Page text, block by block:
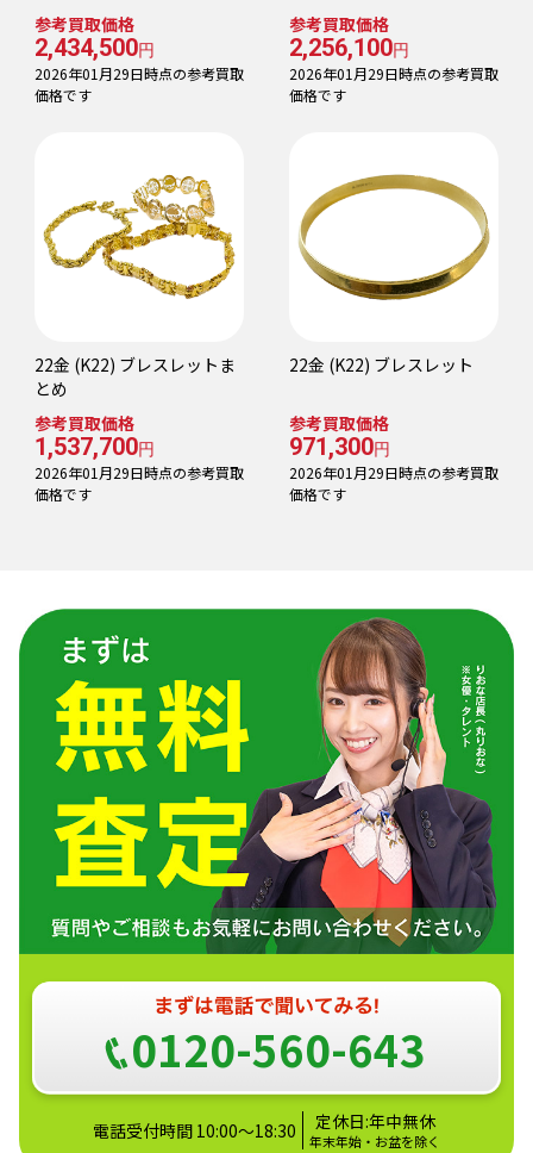
参考買取価格
2,434,500円
2026年01月29日時点の参考買取
価格です
参考買取価格
2,256,100円
2026年01月29日時点の参考買取
価格です
22金 (K22) ブレスレットま
とめ
参考買取価格
1,537,700円
2026年01月29日時点の参考買取
価格です
22金 (K22) ブレスレット
参考買取価格
971,300円
2026年01月29日時点の参考買取
価格です
0120-560-643
電話受付時間 10:00～18:30 定休日:年中無休
年末年始・お盆を除く